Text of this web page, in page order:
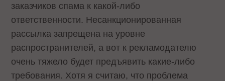
заказчиков спама к какой-либо
ответственности. Несанкционированная
рассылка запрещена на уровне
распространителей, а вот к рекламодателю
очень тяжело будет предъявить какие-либо
требования. Хотя я считаю, что проблема